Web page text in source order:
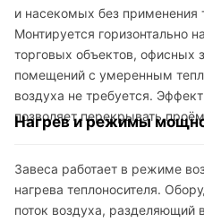
и насекомых без применения
Монтируется горизонтально
торговых объектов, офисных
помещений с умеренным
воздуха не требуется.
позволяет перекрывать
Нагрев и режимы
Завеса работает в режиме
нагрева теплоносителя.
поток воздуха, разделяющий